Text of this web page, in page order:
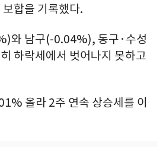
합을 기록했다.
와 남구(-0.04%), 동구·수성
하락세에서 벗어나지 못하고
올라 2주 연속 상승세를 이